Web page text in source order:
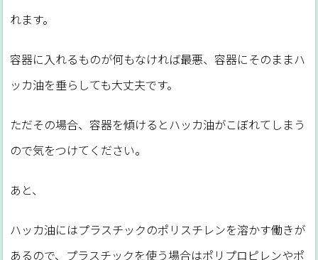
れます。
容器に入れるものが何もなければ最悪、容器にそのままハ
ッカ油を垂らしても大丈夫です。
ただその場合、容器を傾けるとハッカ油がこぼれてしまう
ので気をつけてください。
あと、
ハッカ油にはプラスチックのポリスチレンを溶かす働きが
あるので、プラスチックを使う場合はポリプロピレンやポ